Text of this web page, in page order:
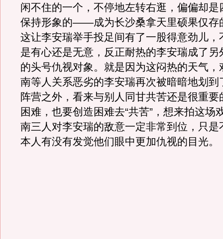
闲不住的一个，不停地左转右逛，偏偏却是
保持形象的——成为长沙桑拿天里硕果仅存
这让李安瑞举手投足间有了一股得意劲儿，
是有心还是无意，反正耐热的李安瑞成了另
的头号仇视对象。就是因为这闷热的天气，
南等人关系恶劣的李安瑞再次被暗暗地划到
阵营之外，看来与别人同甘共苦还是很重要
困难，也要创造困难去“共苦”，想来拍这场
南三人对李安瑞的敌意一定非常到位，只是
本人有没有发觉他们眼中更加仇视的目光。